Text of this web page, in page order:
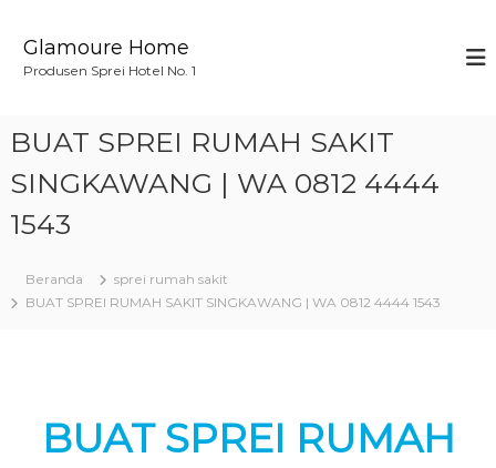
Glamoure Home
Produsen Sprei Hotel No. 1
BUAT SPREI RUMAH SAKIT
SINGKAWANG | WA 0812 4444
1543
Beranda
sprei rumah sakit
BUAT SPREI RUMAH SAKIT SINGKAWANG | WA 0812 4444 1543
BUAT SPREI RUMAH